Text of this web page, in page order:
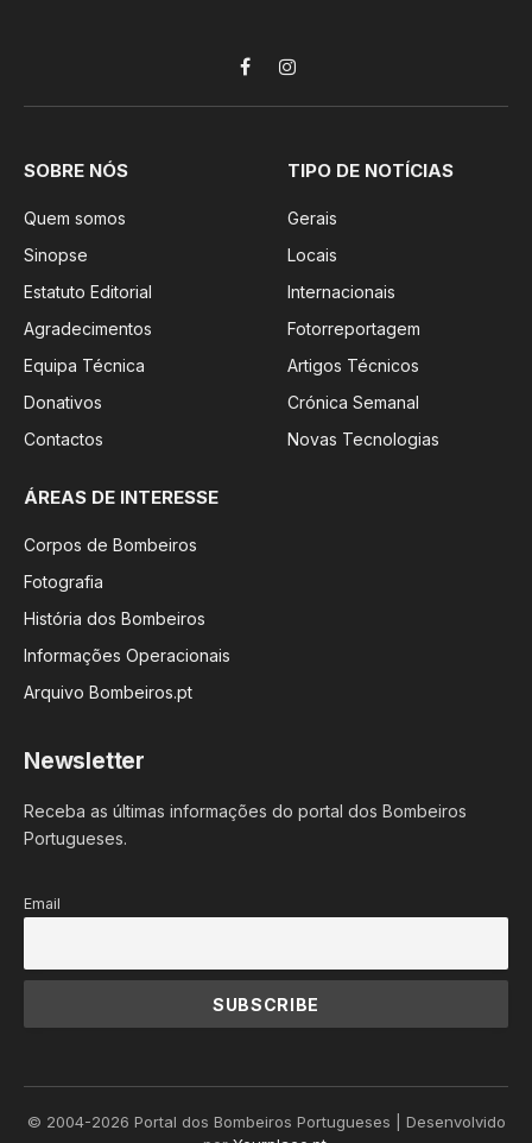
FacebookInstagram
SOBRE NÓS
Quem somos
Sinopse
Estatuto Editorial
Agradecimentos
Equipa Técnica
Donativos
Contactos
TIPO DE NOTÍCIAS
Gerais
Locais
Internacionais
Fotorreportagem
Artigos Técnicos
Crónica Semanal
Novas Tecnologias
ÁREAS DE INTERESSE
Corpos de Bombeiros
Fotografia
História dos Bombeiros
Informações Operacionais
Arquivo Bombeiros.pt
Newsletter
Receba as últimas informações do portal dos Bombeiros
Portugueses.
Email
© 2004-2026 Portal dos Bombeiros Portugueses | Desenvolvido